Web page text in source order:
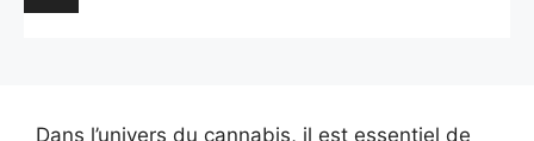
Dans l’univers du cannabis, il est essentiel de